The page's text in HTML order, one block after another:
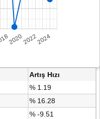
202020222024
Artış Hızı
% 1.19
% 16.28
% -9.51